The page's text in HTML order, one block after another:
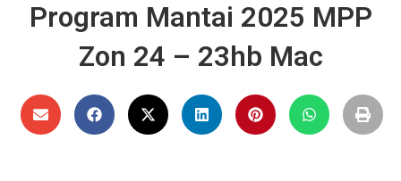
Program Mantai 2025 MPP
Zon 24 – 23hb Mac